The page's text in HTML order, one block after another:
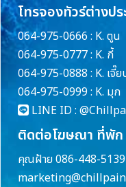
โทรจองทัวร์ต่างปร
064-975-0666 : K. ตูน
064-975-0777 : K. กี้
064-975-0888 : K. เจี๊ย
064-975-0999 : K. มุก
LINE ID :
ติดต่อโฆษณา ที่พัก
คุณฝ้าย 086-448-5139